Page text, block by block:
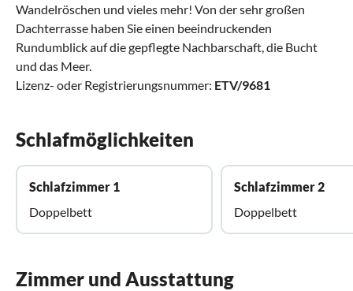
Wandelröschen und vieles mehr! Von der sehr großen
Dachterrasse haben Sie einen beeindruckenden
Rundumblick auf die gepflegte Nachbarschaft, die Bucht
und das Meer.
Lizenz- oder Registrierungsnummer: ETV/9681
Schlafmöglichkeiten
Schlafzimmer 1
Doppelbett
Schlafzimmer 2
Doppelbett
Zimmer und Ausstattung